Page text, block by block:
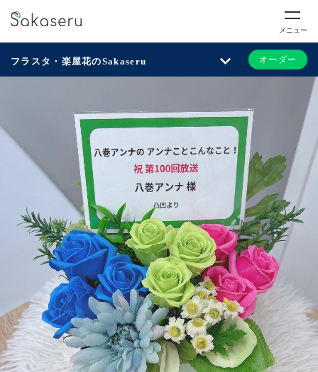
メニュー
フラスタ・楽屋花のSakaseru オーダー